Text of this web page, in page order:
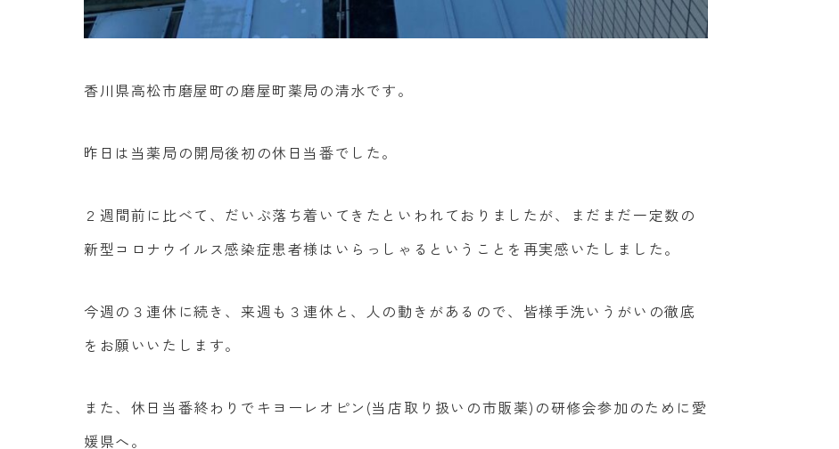
香川県高松市磨屋町の磨屋町薬局の清水です。
昨日は当薬局の開局後初の休日当番でした。
２週間前に比べて、だいぶ落ち着いてきたといわれておりましたが、まだまだ一定数の
新型コロナウイルス感染症患者様はいらっしゃるということを再実感いたしました。
今週の３連休に続き、来週も３連休と、人の動きがあるので、皆様手洗いうがいの徹底
をお願いいたします。
また、休日当番終わりでキヨーレオピン(当店取り扱いの市販薬)の研修会参加のために愛
媛県へ。